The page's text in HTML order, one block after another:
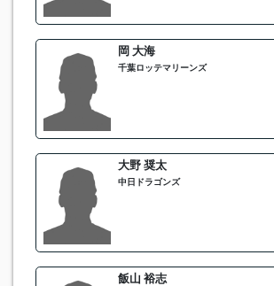
岡 大海
千葉ロッテマリーンズ
大野 奨太
中日ドラゴンズ
飯山 裕志